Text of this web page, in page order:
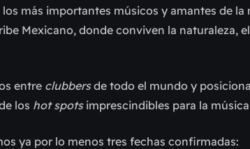
más importantes músicos y amantes de
Mexicano, donde conviven la naturaleza,
entre clubbersde todo el mundo y
los hot spotsimprescindibles para la
ya por lo menos tres fechas confirmadas: